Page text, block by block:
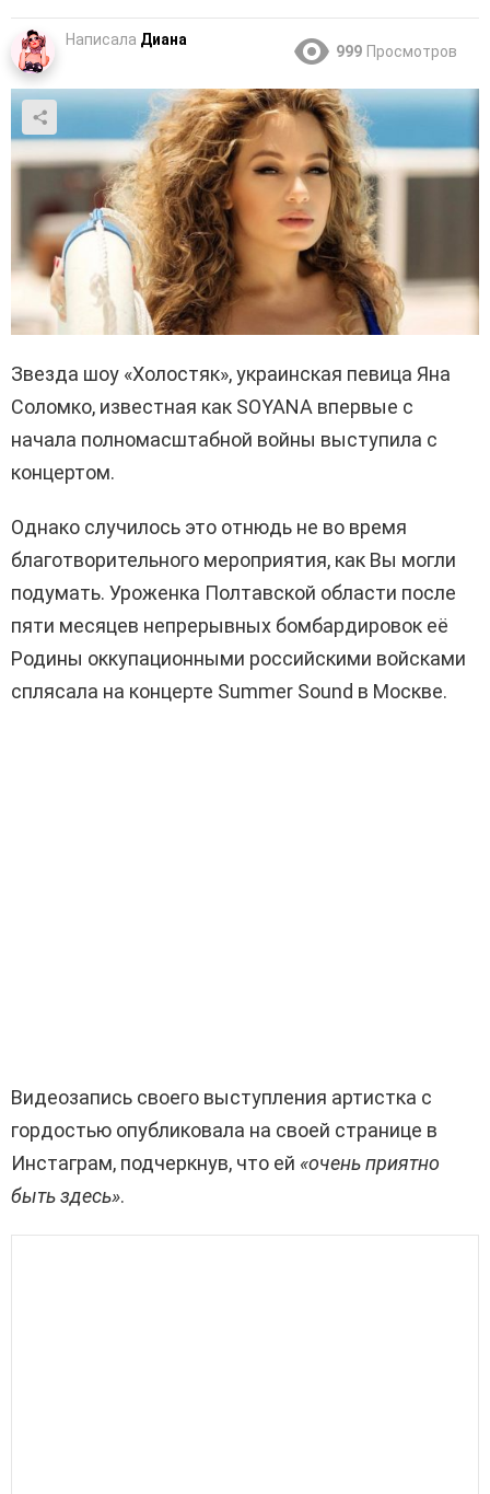
Написала Диана
999 Просмотров
Звезда шоу «Холостяк», украинская певица Яна
Соломко, известная как SOYANA впервые с
начала полномасштабной войны выступила с
концертом.
Однако случилось это отнюдь не во время
благотворительного мероприятия, как Вы могли
подумать. Уроженка Полтавской области после
пяти месяцев непрерывных бомбардировок её
Родины оккупационными российскими войсками
сплясала на концерте Summer Sound в Москве.
Видеозапись своего выступления артистка с
гордостью опубликовала на своей странице в
Инстаграм, подчеркнув, что ей «очень приятно
быть здесь».